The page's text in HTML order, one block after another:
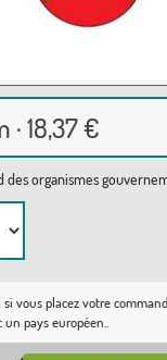
18,37 €
des organismes
vous placez votre
pays européen..